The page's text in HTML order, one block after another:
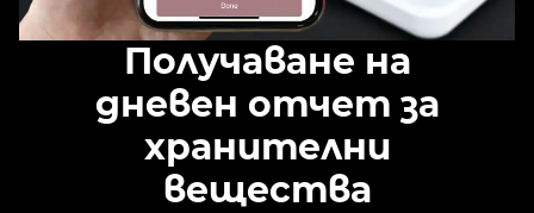
Получаване на
дневен отчет за
хранителни
вещества